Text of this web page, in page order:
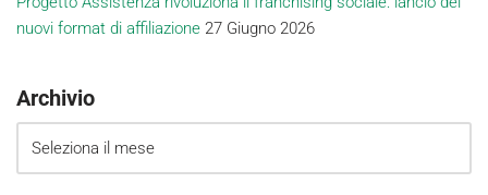
nuovi format di affiliazione 27 Giugno 2026
Archivio